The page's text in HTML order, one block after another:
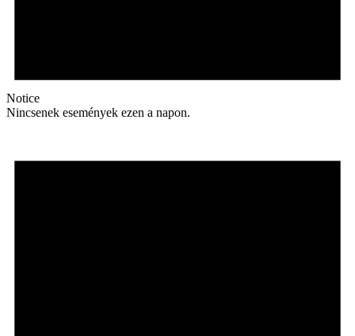
Notice
Nincsenek események ezen a napon.